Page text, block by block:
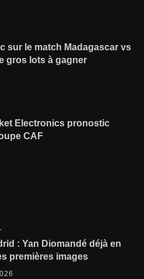
sur le match Madagascar vs
gros lots à gagner
Electronics pronostic
CAF
: Yan Diomandé déjà en
premières images